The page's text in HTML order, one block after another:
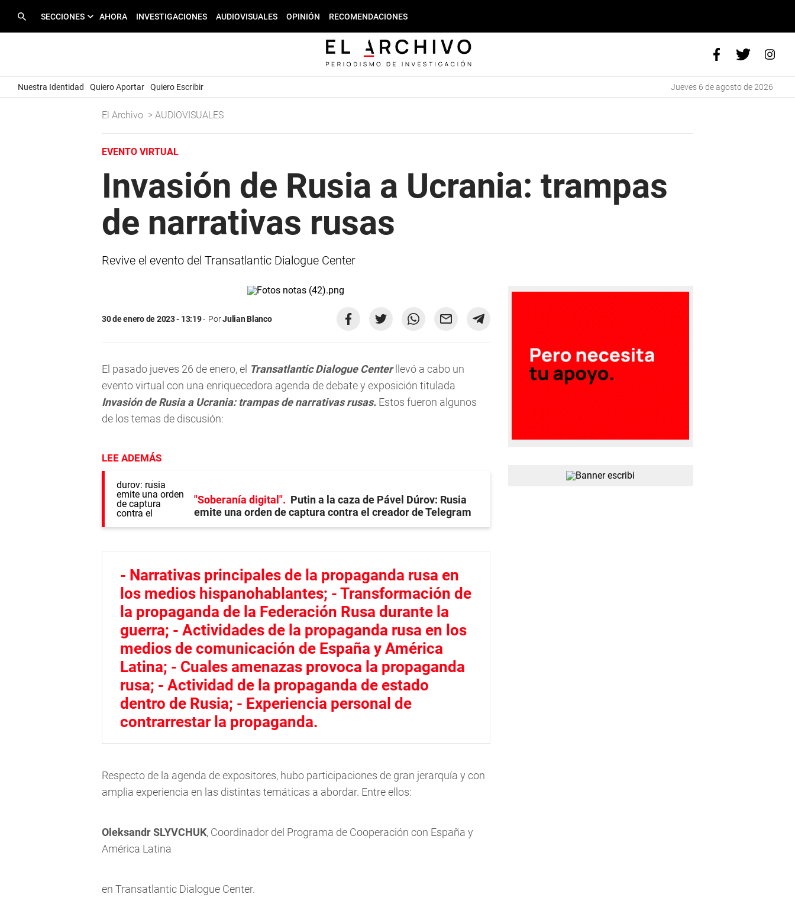
SECCIONES AHORA INVESTIGACIONES AUDIOVISUALES OPINIÓN RECOMENDACIONES
Nuestra Identidad Quiero Aportar Quiero Escribir jueves 6 de agosto de 2026
El Archivo > AUDIOVISUALES
EVENTO VIRTUAL
Invasión de Rusia a Ucrania: trampas
de narrativas rusas
Revive el evento del Transatlantic Dialogue Center
30 de enero de 2023 - 13:19 PorJulian Blanco
El pasado jueves 26 de enero, el Transatlantic Dialogue Center llevó a cabo un
evento virtual con una enriquecedora agenda de debate y exposición titulada
Invasión de Rusia a Ucrania: trampas de narrativas rusas. Estos fueron algunos
de los temas de discusión:
LEE ADEMÁS
"Soberanía digital"
Putin a la caza de Pável Dúrov: Rusia
emite una orden de captura contra el creador de Telegram
- Narrativas principales de la propaganda rusa en
los medios hispanohablantes; - Transformación de
la propaganda de la Federación Rusa durante la
guerra; - Actividades de la propaganda rusa en los
medios de comunicación de España y América
Latina; - Cuales amenazas provoca la propaganda
rusa; - Actividad de la propaganda de estado
dentro de Rusia; - Experiencia personal de
contrarrestar la propaganda.
Respecto de la agenda de expositores, hubo participaciones de gran jerarquía y con
amplia experiencia en las distintas temáticas a abordar. Entre ellos:
Oleksandr SLYVCHUK, Coordinador del Programa de Cooperación con España y
América Latina
en Transatlantic Dialogue Center.